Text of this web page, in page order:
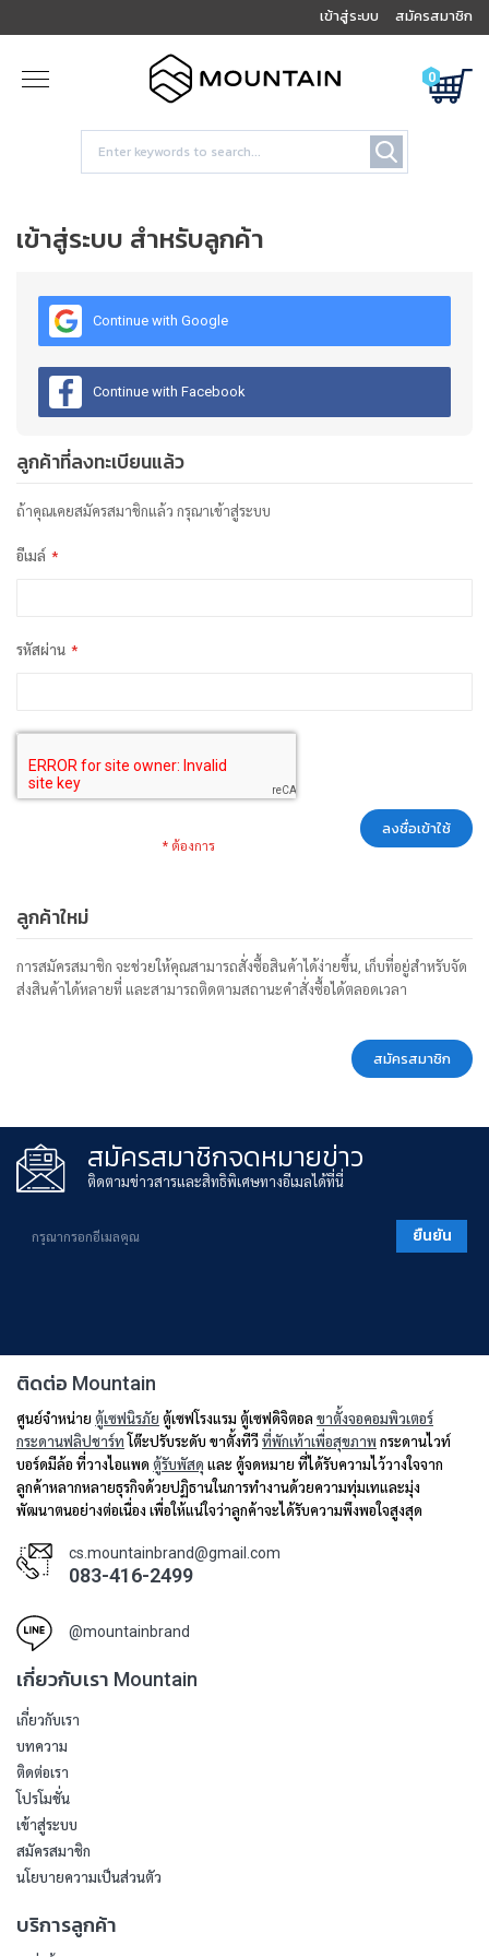
เข้าสู่ระบบ สมัครสมาชิก
0
เข้าสู่ระบบ สำหรับลูกค้า
Continue with Google
Continue with Facebook
ลูกค้าที่ลงทะเบียนแล้ว
ถ้าคุณเคยสมัครสมาชิกแล้ว กรุณาเข้าสู่ระบบ
อีเมล์
รหัสผ่าน
ลงชื่อเข้าใช้
ลูกค้าใหม่
การสมัครสมาชิก จะช่วยให้คุณสามารถสั่งซื้อสินค้าได้ง่ายขึ้น, เก็บที่อยู่สำหรับจัด
ส่งสินค้าได้หลายที่ และสามารถติดตามสถานะคำสั่งซื้อได้ตลอดเวลา
สมัครสมาชิก
สมัครสมาชิกจดหมายข่าว
ติดตามข่าวสารและสิทธิพิเศษทางอีเมลได้ที่นี่
ยืนยัน
ติดต่อ Mountain
ศูนย์จำหน่าย ตู้เซฟนิรภัย ตู้เซฟโรงแรม ตู้เซฟดิจิตอล ขาตั้งจอคอมพิวเตอร์
กระดานฟลิปชาร์ทโต๊ะปรับระดับ ขาตั้งทีวี ที่พักเท้าเพื่อสุขภาพ กระดานไวท์
บอร์ดมีล้อ ที่วางไอแพด ตู้รับพัสดุ และ ตู้จดหมาย ที่ได้รับความไว้วางใจจาก
ลูกค้าหลากหลายธุรกิจด้วยปฏิธานในการทำงานด้วยความทุ่มเทและมุ่ง
พัฒนาตนอย่างต่อเนื่อง เพื่อให้แน่ใจว่าลูกค้าจะได้รับความพึงพอใจสูงสุด
cs.mountainbrand@gmail.com
083-416-2499
@mountainbrand
เกี่ยวกับเรา Mountain
เกี่ยวกับเรา
บทความ
ติดต่อเรา
โปรโมชั่น
เข้าสู่ระบบ
สมัครสมาชิก
นโยบายความเป็นส่วนตัว
บริการลูกค้า